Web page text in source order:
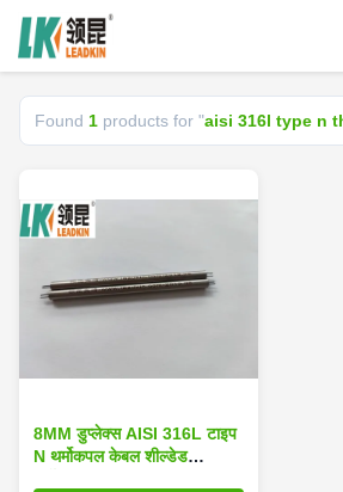
Found 1 products for "aisi 316l type n
8MM डुप्लेक्स AISI 316L टाइप
N थर्मोकपल केबल शील्डेड